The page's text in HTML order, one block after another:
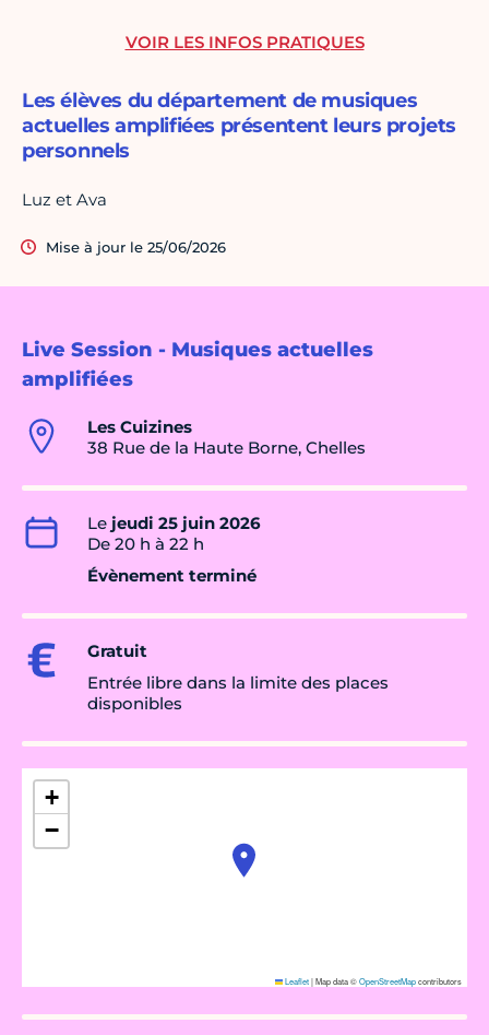
Live Session - Musiques actuelles
amplifiées
Les Cuizines
38 Rue de la Haute Borne, Chelles
Le jeudi 25 juin 2026
De 20 h à 22 h
Évènement terminé
Gratuit
Entrée libre dans la limite des places
disponibles
+
−
Leaflet|Map data ©OpenStreetMapcontributors
Les élèves du département de musiques
actuelles amplifiées présentent leurs projets
personnels
Luz et Ava
Mise à jour le 25/06/2026
VOIR LES INFOS PRATIQUES